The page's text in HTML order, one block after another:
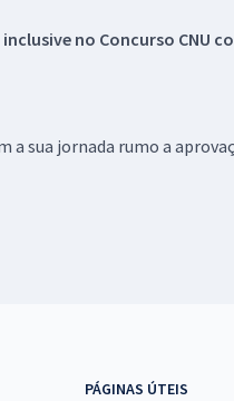
no Concurso CNU
a sua jornada rumo a
PÁGINAS ÚTEIS